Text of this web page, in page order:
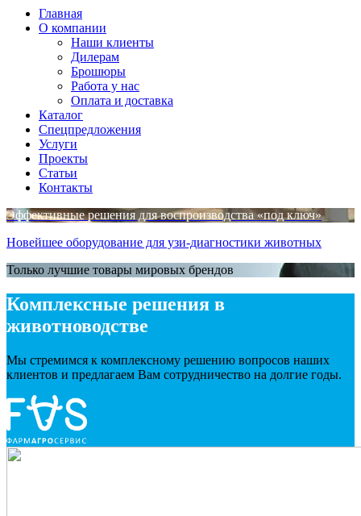
Главная
О компании
Наши клиенты
Дилерам
Брошюры
Работа у нас
Оплата и доставка
Каталог
Спецпредложения
Услуги
Проекты
Статьи
Контакты
Эффективные решения для воспроизводства «под ключ»
Новейшее оборудование для узи-диагностики животных
Только лучшие товары мировых брендов
Комплексные решения в
животноводстве
Мы стремимся к комплексному решению вопросов наших
клиентов и предлагаем Вам сотрудничество на долгие годы.